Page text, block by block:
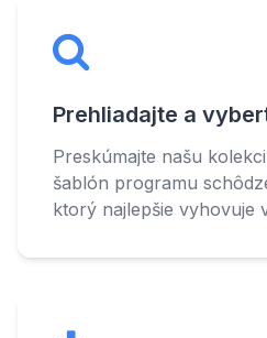
Prehliadajte a
Preskúmajte našu
šablón programu
ktorý najlepšie vyhovuje